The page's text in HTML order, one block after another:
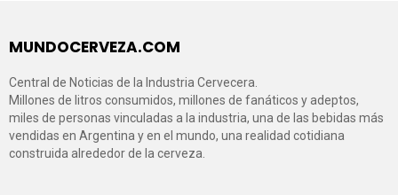
MUNDOCERVEZA.COM
Central de Noticias de la Industria Cervecera.
Millones de litros consumidos, millones de fanáticos y adeptos,
miles de personas vinculadas a la industria, una de las bebidas más
vendidas en Argentina y en el mundo, una realidad cotidiana
construida alrededor de la cerveza.